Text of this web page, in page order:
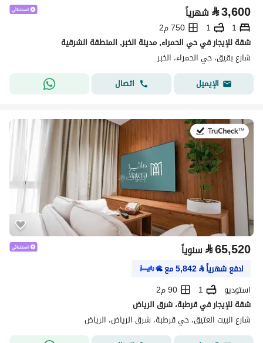
⃁3,600 شهرياً
1
1
750 م2
شقة للإيجار في حي الحمراء, مدينة الخبر, المنطقة الشرقية
شارع بقيق، حي الحمراء، الخبر
الإيميل
اتصال
في:20 يوليو 2026
⃁65,520 سنوياً
ادفع شهرياً⃁
5,842مع
استوديو
1
90 م2
شقة للإيجار في قرطبة، شرق الرياض
شارع البيت العتيق، حي قرطبة، شرق الرياض، الرياض